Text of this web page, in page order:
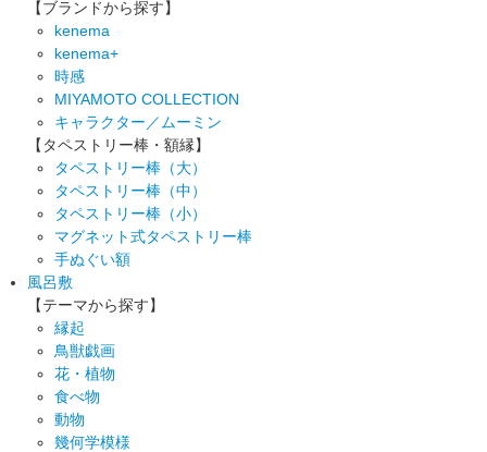
【ブランドから探す】
kenema
kenema+
時感
MIYAMOTO COLLECTION
キャラクター／ムーミン
【タペストリー棒・額縁】
タペストリー棒（大）
タペストリー棒（中）
タペストリー棒（小）
マグネット式タペストリー棒
手ぬぐい額
風呂敷
【テーマから探す】
縁起
鳥獣戯画
花・植物
食べ物
動物
幾何学模様